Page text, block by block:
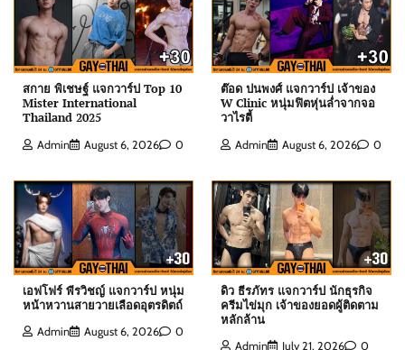
สกาย พิเชษฐ์ แจกวาร์ป Top 10
Mister International
Thailand 2025
Admin August 6, 2026 0
ต๊อด ปนพงศ์ แจกวาร์ป เจ้าของ
W Clinic หนุ่มฟิตหุ่นล่ำจากจอ
วาไรตี้
Admin August 6, 2026 0
เอฟโฟร์ พีรวิชญ์ แจกวาร์ป หนุ่ม
หน้าหวานสายวายเลือดอุตรดิตถ์
Admin August 6, 2026 0
ดิว ธีรภัทร แจกวาร์ป นักธุรกิจ
ครีมไข่มุก เจ้าของยอดผู้ติดตาม
หลักล้าน
Admin July 21, 2026 0
ต๊อด ปนพงศ์ แจกวาร์ป เจ้าของ W Clinic หนุ่มฟิตหุ่น
ล่ำจากจอวาไรตี้
เอฟโฟร์ พีรวิชญ์ แจกวาร์ป หนุ่มหน้าหวานสายวาย
เลือดอุตรดิตถ์
Admin August 6, 2026